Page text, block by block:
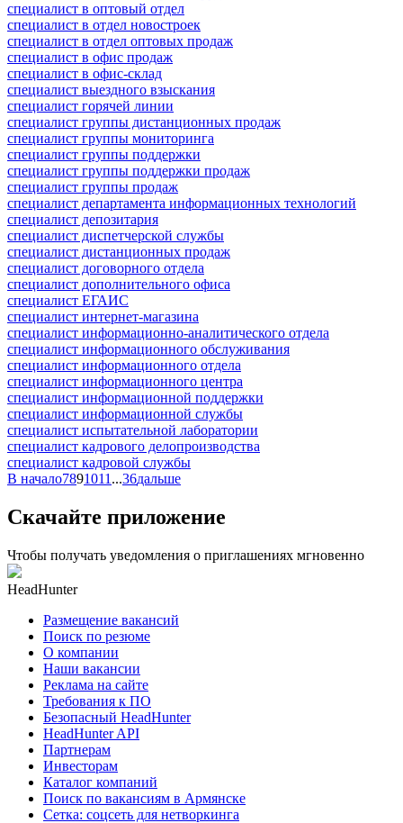
специалист в оптовый отдел
специалист в отдел новостроек
специалист в отдел оптовых продаж
специалист в офис продаж
специалист в офис-склад
специалист выездного взыскания
специалист горячей линии
специалист группы дистанционных продаж
специалист группы мониторинга
специалист группы поддержки
специалист группы поддержки продаж
специалист группы продаж
специалист департамента информационных технологий
специалист депозитария
специалист диспетчерской службы
специалист дистанционных продаж
специалист договорного отдела
специалист дополнительного офиса
специалист ЕГАИС
специалист интернет-магазина
специалист информационно-аналитического отдела
специалист информационного обслуживания
специалист информационного отдела
специалист информационного центра
специалист информационной поддержки
специалист информационной службы
специалист испытательной лаборатории
специалист кадрового делопроизводства
специалист кадровой службы
В начало7891011 ...36дальше
Скачайте приложение
Чтобы получать уведомления о приглашениях мгновенно
HeadHunter
Размещение вакансий
Поиск по резюме
О компании
Наши вакансии
Реклама на сайте
Требования к ПО
Безопасный HeadHunter
HeadHunter API
Партнерам
Инвесторам
Каталог компаний
Поиск по вакансиям в Армянске
Сетка: соцсеть для нетворкинга